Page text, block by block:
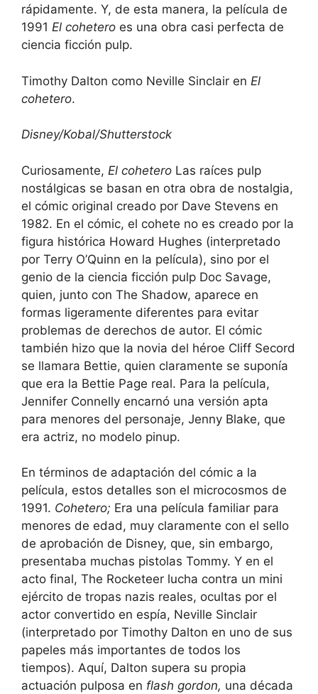
rápidamente. Y, de esta manera, la película de
1991 El cohetero es una obra casi perfecta de
ciencia ficción pulp.
Timothy Dalton como Neville Sinclair en El
cohetero.
Disney/Kobal/Shutterstock
Curiosamente, El cohetero Las raíces pulp
nostálgicas se basan en otra obra de nostalgia,
el cómic original creado por Dave Stevens en
1982. En el cómic, el cohete no es creado por la
figura histórica Howard Hughes (interpretado
por Terry O’Quinn en la película), sino por el
genio de la ciencia ficción pulp Doc Savage,
quien, junto con The Shadow, aparece en
formas ligeramente diferentes para evitar
problemas de derechos de autor. El cómic
también hizo que la novia del héroe Cliff Secord
se llamara Bettie, quien claramente se suponía
que era la Bettie Page real. Para la película,
Jennifer Connelly encarnó una versión apta
para menores del personaje, Jenny Blake, que
era actriz, no modelo pinup.
En términos de adaptación del cómic a la
película, estos detalles son el microcosmos de
1991. Cohetero; Era una película familiar para
menores de edad, muy claramente con el sello
de aprobación de Disney, que, sin embargo,
presentaba muchas pistolas Tommy. Y en el
acto final, The Rocketeer lucha contra un mini
ejército de tropas nazis reales, ocultas por el
actor convertido en espía, Neville Sinclair
(interpretado por Timothy Dalton en uno de sus
papeles más importantes de todos los
tiempos). Aquí, Dalton supera su propia
actuación pulposa en flash gordon, una década